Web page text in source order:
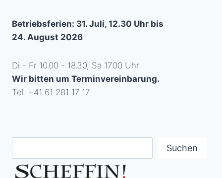
Betriebsferien: 31. Juli, 12.30 Uhr bis
24. August 2026
Di - Fr 10.00 - 18.30, Sa 17.00 Uhr
Wir bitten um Terminvereinbarung.
Tel. +41 61 281 17 17
Suchen